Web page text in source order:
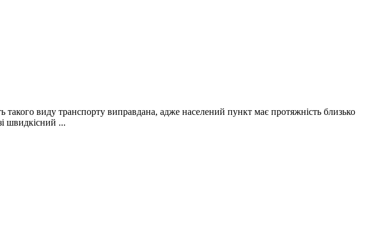
виду транспорту виправдана, адже населений пункт має протяжність близько
швидкісний ...